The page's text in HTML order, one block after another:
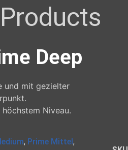
Deep
und mit gezielter
Niveau.
, Prime Mittel ,